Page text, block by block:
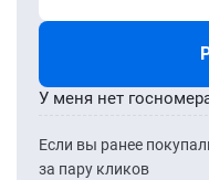
Если вы ранее
за пару кликов
У меня нет